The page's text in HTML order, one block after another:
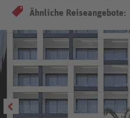
Ähnliche Reiseangebote: